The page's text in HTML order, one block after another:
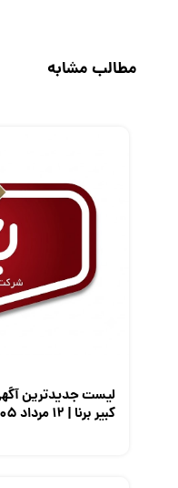
رزومه
گزارش‌های آماری
معرفی متخصصان منابع
مطالب مشابه
لیست جدیدترین
کبیر برنا | ۱۲ مرداد ۱۴۰۵